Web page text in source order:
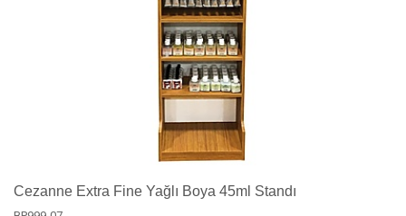
Cezanne Extra Fine Yağlı Boya 45ml Standı